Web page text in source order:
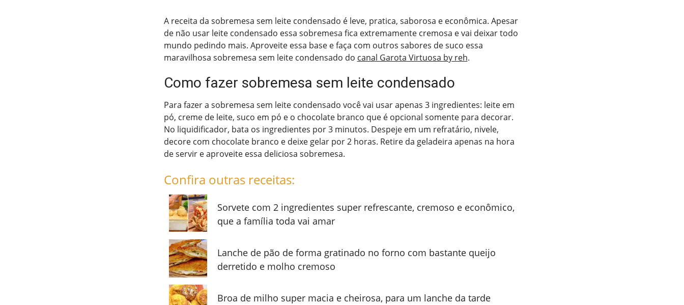
A receita da sobremesa sem leite condensado é leve, pratica, saborosa e econômica. Apesar
de não usar leite condensado essa sobremesa fica extremamente cremosa e vai deixar todo
mundo pedindo mais. Aproveite essa base e faça com outros sabores de suco essa
maravilhosa sobremesa sem leite condensado do canal Garota Virtuosa by reh.
Como fazer sobremesa sem leite condensado
Para fazer a sobremesa sem leite condensado você vai usar apenas 3 ingredientes: leite em
pó, creme de leite, suco em pó e o chocolate branco que é opcional somente para decorar.
No liquidificador, bata os ingredientes por 3 minutos. Despeje em um refratário, nivele,
decore com chocolate branco e deixe gelar por 2 horas. Retire da geladeira apenas na hora
de servir e aproveite essa deliciosa sobremesa.
Confira outras receitas:
Sorvete com 2 ingredientes super refrescante, cremoso e econômico,
que a família toda vai amar
Lanche de pão de forma gratinado no forno com bastante queijo
derretido e molho cremoso
Broa de milho super macia e cheirosa, para um lanche da tarde